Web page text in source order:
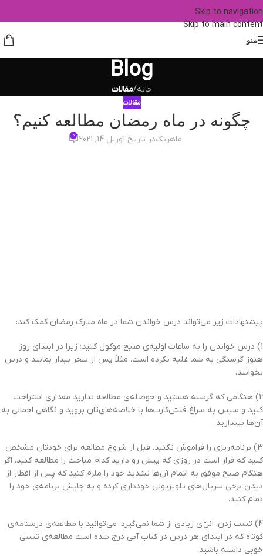
Skip to navigation
Skip to main content
منو
Blog
خانه/مقالات
مقالات
چگونه در ماه رمضان مطالعه کنیم؟
ماهرنگدر تاریخ آوریل 14, 2021 0
پيشنهادات زير مي‌تواند درس خواندن شما در ماه مبارک رمضان کمک کند:
1) درس خواندن را به ساعات اوليه‌ي صبح موکول کنيد؛ زيرا در ابتداي روز
هنوز گرسنگي به شما غلبه نکرده است. مثلاً پس از سحر بيدار بمانيد و درس
بخوانيد.
2) هنگامي که گرسنه هستيد و حوصله‌ي مطالعه نداريد مقداري استراحت
کنيد و سپس به سراغ فلش‌کارت‌ها يا خلاصه‌هاي‌تان برويد و نگاهي اجمالي به
آن‌ها بيندازيد.
3) برنامه‌ريزي را فراموش نکنيد. قبل از شروع مطالعه براي خودتان مشخص
کنيد که قرار است در روزي که پيش رو داريد کدام مباحث را مطالعه کنيد. اگر
هنگام صبح موفق به اتمام آن‌ها نشديد خود را ملزم کنيد که پس از افطار از
ديدن برخي سريال‌هاي تلويزيوني خودداري کرده و به جايش برنامه‌ي خود را
تمام کنيد.
4) تست زدن، انرژي زيادي از شما نمي‌گيرد. مي‌توانيد با مطالعه‌ي درسنامه‌ي
کوتاه که در ابتداي هر درس در کتاب آبي درج شده است مطالعه‌ي تستي
خوبي داشته باشيد.